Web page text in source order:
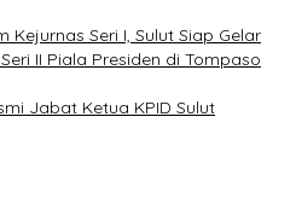
Kejurnas Seri I, Sulut Siap Gelar
II Piala Presiden di Tompaso
Jabat Ketua KPID Sulut